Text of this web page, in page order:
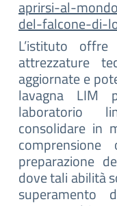
aprirsi-al-
del-falcone-di-
L’istituto
attrezzature
aggiornate e
lavagna LIM
laboratorio
consolidare in
preparazione
dove tali abilità
superamento